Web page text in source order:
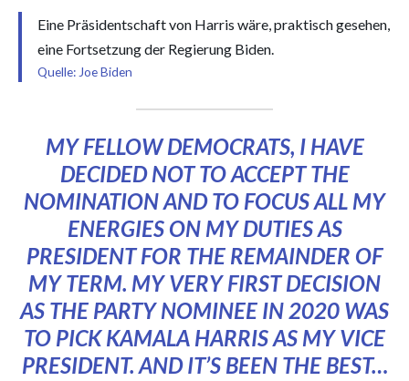
Eine Präsidentschaft von Harris wäre, praktisch gesehen,
eine Fortsetzung der Regierung Biden.
Quelle: Joe Biden
MY FELLOW DEMOCRATS, I HAVE
DECIDED NOT TO ACCEPT THE
NOMINATION AND TO FOCUS ALL MY
ENERGIES ON MY DUTIES AS
PRESIDENT FOR THE REMAINDER OF
MY TERM. MY VERY FIRST DECISION
AS THE PARTY NOMINEE IN 2020 WAS
TO PICK KAMALA HARRIS AS MY VICE
PRESIDENT. AND IT’S BEEN THE BEST…